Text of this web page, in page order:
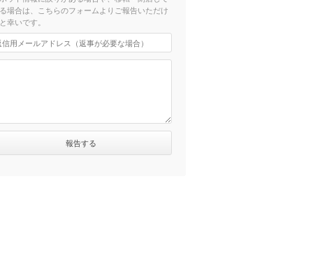
場合は、こちらのフォームよりご報告いただけ
幸いです。